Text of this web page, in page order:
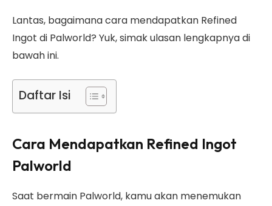
Lantas, bagaimana cara mendapatkan Refined
Ingot di Palworld? Yuk, simak ulasan lengkapnya di
bawah ini.
Daftar Isi
Cara Mendapatkan Refined Ingot
Palworld
Saat bermain Palworld, kamu akan menemukan